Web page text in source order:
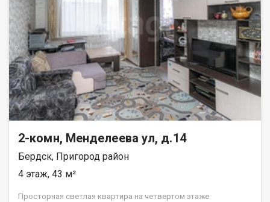
продуктовых магазинов,3 спортивных учреждения,1
колледж,1 образовательный центр. Возможен обмен на вашу
недвижимость. Возможна продажа в рассрочку. При звонке,
пожалуйста, сообщите номер варианта - JV002054162629.
2-комн, Менделеева ул, д.14
Бердск, Пригород район
4 этаж, 43 м²
Просторная светлая квартира на четвертом этаже